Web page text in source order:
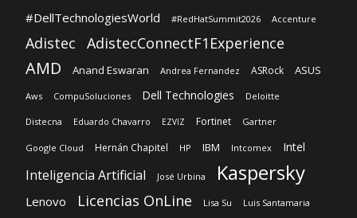
#DellTechnologiesWorld #RedHatSummit2026 Accenture
Adistec AdistecConnectF1Experience
AMD Anand Eswaran Andrea Fernandez ASRock ASUS
Aws CompuSoluciones Dell Technologies Deloitte
Distecna Eduardo Chavarro EZVIZ Fortinet Gartner
Google Cloud Hernán Chapitel HP IBM Intcomex Intel
Inteligencia Artificial José Urbina Kaspersky
Lenovo Licencias OnLine Lisa Su Luis Santamaria